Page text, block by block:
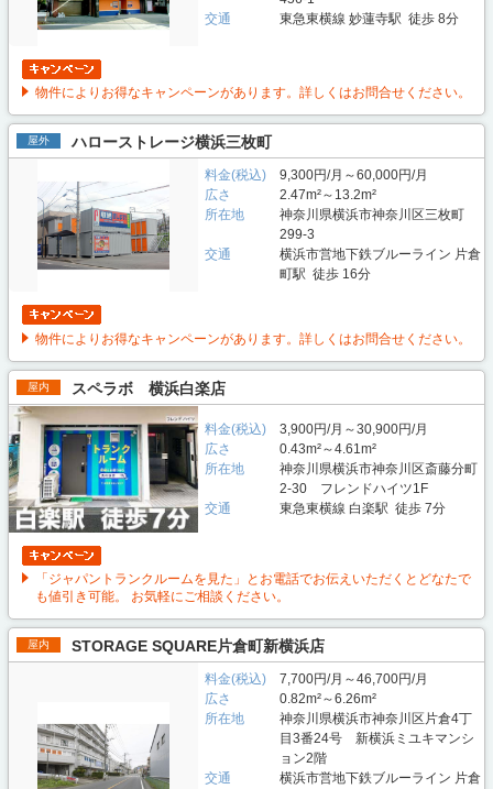
交通
東急東横線 妙蓮寺駅 徒歩 8分
物件によりお得なキャンペーンがあります。詳しくはお問合せください。
屋外 ハローストレージ横浜三枚町
料金(税込)
9,300円/月～60,000円/月
広さ
2.47m²～13.2m²
所在地
神奈川県横浜市神奈川区三枚町
299-3
交通
横浜市営地下鉄ブルーライン 片倉
町駅 徒歩 16分
物件によりお得なキャンペーンがあります。詳しくはお問合せください。
屋内 スペラボ 横浜白楽店
料金(税込)
3,900円/月～30,900円/月
広さ
0.43m²～4.61m²
所在地
神奈川県横浜市神奈川区斎藤分町
2-30 フレンドハイツ1F
交通
東急東横線 白楽駅 徒歩 7分
「ジャパントランクルームを見た」とお電話でお伝えいただくとどなたで
も値引き可能。 お気軽にご相談ください。
屋内 STORAGE SQUARE片倉町新横浜店
料金(税込)
7,700円/月～46,700円/月
広さ
0.82m²～6.26m²
所在地
神奈川県横浜市神奈川区片倉4丁
目3番24号 新横浜ミユキマンシ
ョン2階
交通
横浜市営地下鉄ブルーライン 片倉